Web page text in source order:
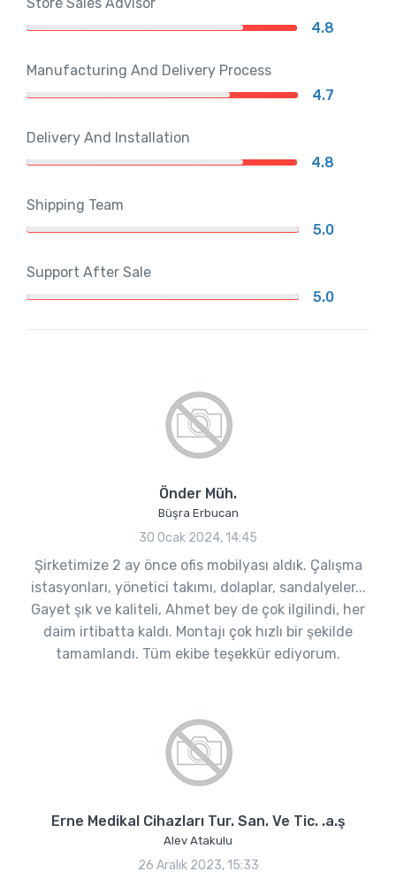
4.8
Manufacturing And Delivery Process
4.7
Delivery And Installation
4.8
Shipping Team
5.0
Support After Sale
5.0
Önder Müh.
Büşra Erbucan
30 Ocak 2024, 14:45
Şirketimize 2 ay önce ofis mobilyası aldık. Çalışma
istasyonları, yönetici takımı, dolaplar, sandalyeler...
Gayet şık ve kaliteli, Ahmet bey de çok ilgilindi, her
daim irtibatta kaldı. Montajı çok hızlı bir şekilde
tamamlandı. Tüm ekibe teşekkür ediyorum.
Erne Medikal Cihazları Tur. San. Ve Tic. .a.ş
Alev Atakulu
26 Aralık 2023, 15:33